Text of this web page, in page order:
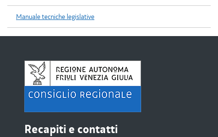
Manuale tecniche legislative
Recapiti e contatti